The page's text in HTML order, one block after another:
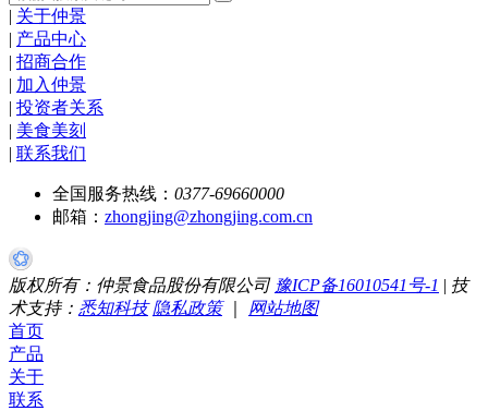
| 关于仲景
| 产品中心
| 招商合作
| 加入仲景
| 投资者关系
| 美食美刻
| 联系我们
全国服务热线： 0377-69660000
邮箱： zhongjing@zhongjing.com.cn
版权所有：仲景食品股份有限公司 豫ICP备16010541号-1 | 技
术支持： 悉知科技 隐私政策
网站地图
首页
产品
关于
联系